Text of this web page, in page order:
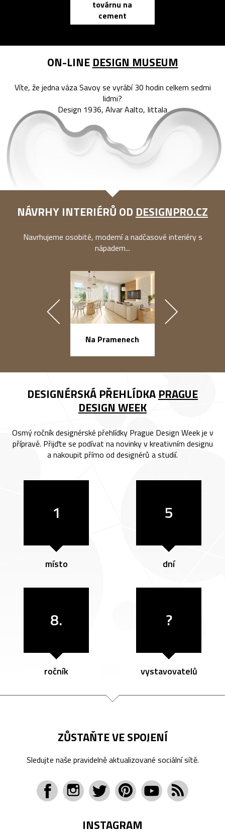
továrnu na
cement
ON-LINE DESIGN MUSEUM
Víte, že jedna váza Savoy se vyrábí 30 hodin celkem sedmi
lidmi?
Design 1936, Alvar Aalto, Iittala
NÁVRHY INTERIÉRŮ OD DESIGNPRO.CZ
Navrhujeme osobité, moderní a nadčasové interiéry s
nápadem...
Na Pramenech
DESIGNÉRSKÁ PŘEHLÍDKA PRAGUE
DESIGN WEEK
Osmý ročník designérské přehlídky Prague Design Week je v
přípravě. Přijďte se podívat na novinky v kreativním designu
a nakoupit přímo od designérů a studií.
1
místo
5
dní
8.
ročník
?
vystavovatelů
ZŮSTAŇTE VE SPOJENÍ
Sledujte naše pravidelně aktualizované sociální sítě.
INSTAGRAM